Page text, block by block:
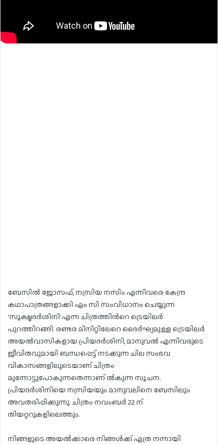
ബേസിൽ ജോസഫ്, നസ്രിയ നസിം എന്നിവരെ കേന്ദ്ര
കഥാപാത്രങ്ങളാക്കി എം സി സംവിധാനം ചെയ്യുന്ന
‘സൂക്ഷ്മദര്‍ശിനി’ എന്ന ചിത്രത്തിന്‍റെ ട്രെയിലര്‍
പുറത്തിറങ്ങി. രണ്ടര മിനിറ്റിലേറെ ദൈര്‍ഘ്യമുള്ള ട്രെയിലര്‍
അയൽവാസികളായ പ്രിയദര്‍ശിനി, മാനുവൽ എന്നിവരുടെ
ജീവിതവുമായി ബന്ധപ്പെട്ട് നടക്കുന്ന ചില സംഭവ
വികാസങ്ങളിലൂടെയാണ് ചിത്രം
മുന്നോട്ടുപോകുന്നതെന്നാണ് ൽകുന്ന സൂചന.
പ്രിയദര്‍ശിനിയെ നസ്രിയയും മാനുവലിനെ ബേസിലും
അവതരിപ്പിക്കുന്നു. ചിത്രം നവംബർ 22 ന്
തിയറ്ററുകളിലെത്തും.
നിങ്ങളുടെ അയൽക്കാരെ നിങ്ങൾക്ക് എത്ര നന്നായി